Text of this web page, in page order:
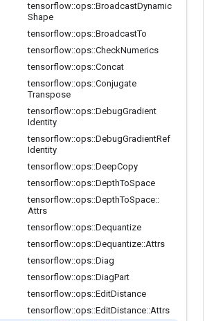
tensorflow::ops::BroadcastDynamic
Shape
tensorflow::ops::BroadcastTo
tensorflow::ops::CheckNumerics
tensorflow::ops::Concat
tensorflow::ops::Conjugate
Transpose
tensorflow::ops::DebugGradient
Identity
tensorflow::ops::DebugGradientRef
Identity
tensorflow::ops::DeepCopy
tensorflow::ops::DepthToSpace
tensorflow::ops::DepthToSpace::
Attrs
tensorflow::ops::Dequantize
tensorflow::ops::Dequantize::Attrs
tensorflow::ops::Diag
tensorflow::ops::DiagPart
tensorflow::ops::EditDistance
tensorflow::ops::EditDistance::Attrs